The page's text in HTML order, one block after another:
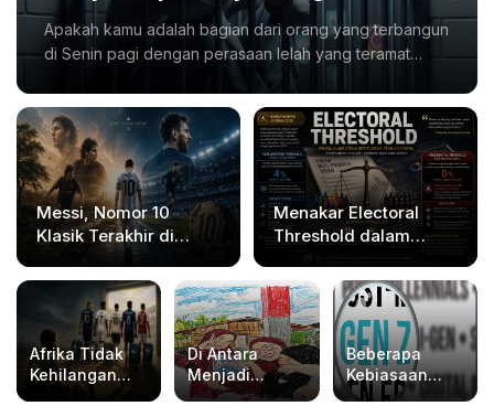
Sendiri?
Apakah kamu adalah bagian dari orang yang terbangun
di Senin pagi dengan perasaan lelah yang teramat
sangat, namun segera merasa berdosa jika tidak
Messi, Nomor 10
Klasik Terakhir di
Sepakbola Modern
Menakar Electoral
Threshold dalam
Rancangan UU Pemilu
2026
Afrika Tidak
Kehilangan
Bakat, Afrika
Di Antara
Menjadi
Dokter, Notaris
Beberapa
Kebiasaan
Aneh Gen Z